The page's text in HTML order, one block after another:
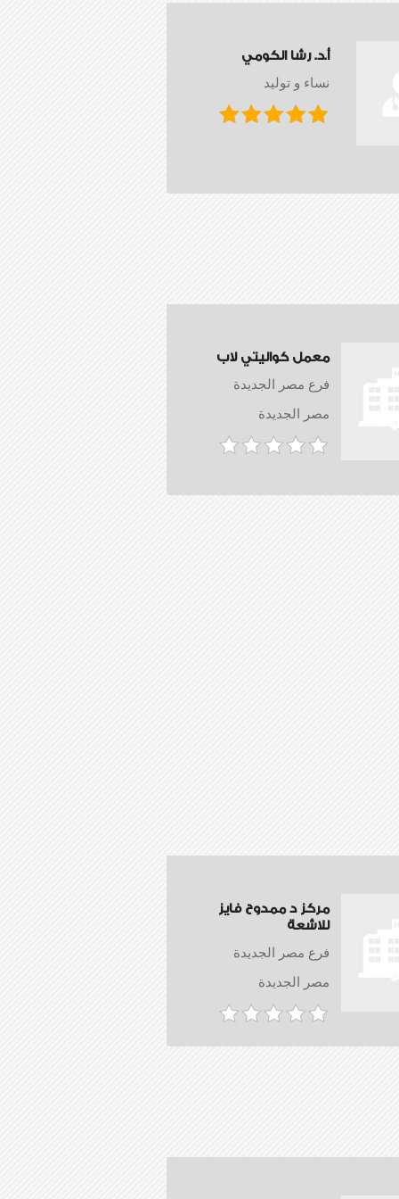
أ.د. رشا الكومي
نساء و توليد
معمل كواليتي لاب
فرع مصر الجديدة
مصر الجديدة
مركز د ممدوح فايز
للاشعة
فرع مصر الجديدة
مصر الجديدة